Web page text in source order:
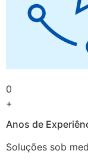
0
+
Anos de
Soluções sob